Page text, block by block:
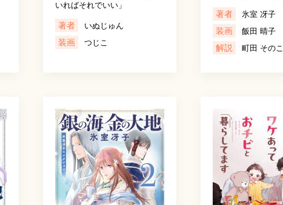
いればそれでいい」
著者 いぬじゅん
装画 つじこ
著者 氷室 冴子
装画 飯田 晴子
解説 町田 そのこ